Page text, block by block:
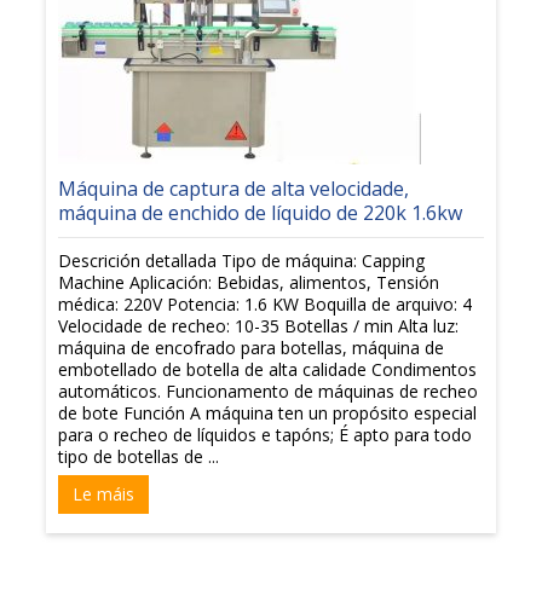
Máquina de captura de alta velocidade,
máquina de enchido de líquido de 220k 1.6kw
Descrición detallada Tipo de máquina: Capping
Machine Aplicación: Bebidas, alimentos, Tensión
médica: 220V Potencia: 1.6 KW Boquilla de arquivo: 4
Velocidade de recheo: 10-35 Botellas / min Alta luz:
máquina de encofrado para botellas, máquina de
embotellado de botella de alta calidade Condimentos
automáticos. Funcionamento de máquinas de recheo
de bote Función A máquina ten un propósito especial
para o recheo de líquidos e tapóns; É apto para todo
tipo de botellas de ...
Le máis